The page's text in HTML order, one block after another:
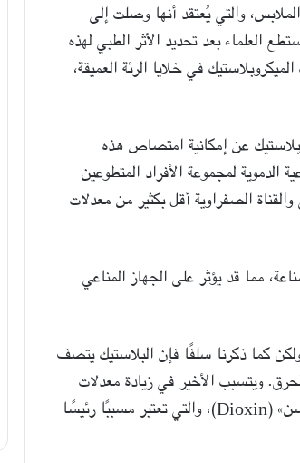
والتي يُعتقد أنها وصلت إلى
العلماء بعد تحديد الأثر الطبي لهذه
في خلايا الرئة العميقة،
عن إمكانية امتصاص هذه
الدموية لمجموعة الأفراد المتطوعين
الصفراوية أقل بكثير من معدلات
مما قد يؤثر على الجهاز المناعي
كما ذكرنا سلفًا فإن البلاستيك يتصف
ويتسبب الأخير في زيادة معدلات
تلوث الهواء، بالإضافة إلى انبعاثات هائلة لثاني أكسيد الكربون و«الديوكسن» (Dioxin)، والتي تعتبر مسببًا رئيسًا